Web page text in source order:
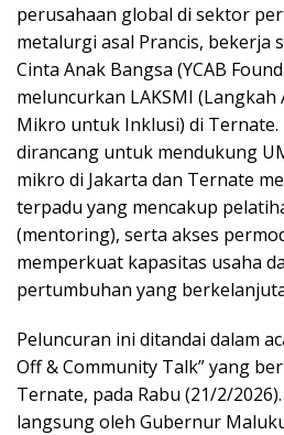
perusahaan global di sektor
metalurgi asal Prancis, bekerja
Cinta Anak Bangsa (YCAB
meluncurkan LAKSMI (Langkah
Mikro untuk Inklusi) di Ternate.
dirancang untuk mendukung
mikro di Jakarta dan Ternate
terpadu yang mencakup
(mentoring), serta akses
memperkuat kapasitas usaha
pertumbuhan yang
Peluncuran ini ditandai dalam
Off & Community Talk” yang
Ternate, pada Rabu (21/2/
langsung oleh Gubernur